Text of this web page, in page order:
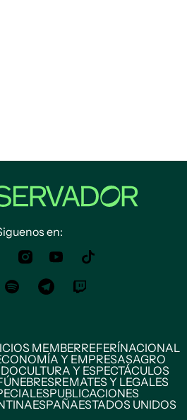
en:
MEMBERREFERÍNACIONAL
Y EMPRESASAGRO
CULTURA Y ESPECTÁCULOS
REMATES Y LEGALES
PUBLICACIONES
ESPAÑAESTADOS UNIDOS